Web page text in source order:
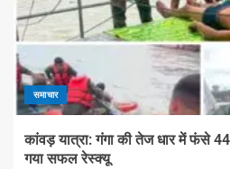
समाचार
कांवड़ यात्रा: गंगा की तेज धार में फंसे
गया सफल रेस्क्यू